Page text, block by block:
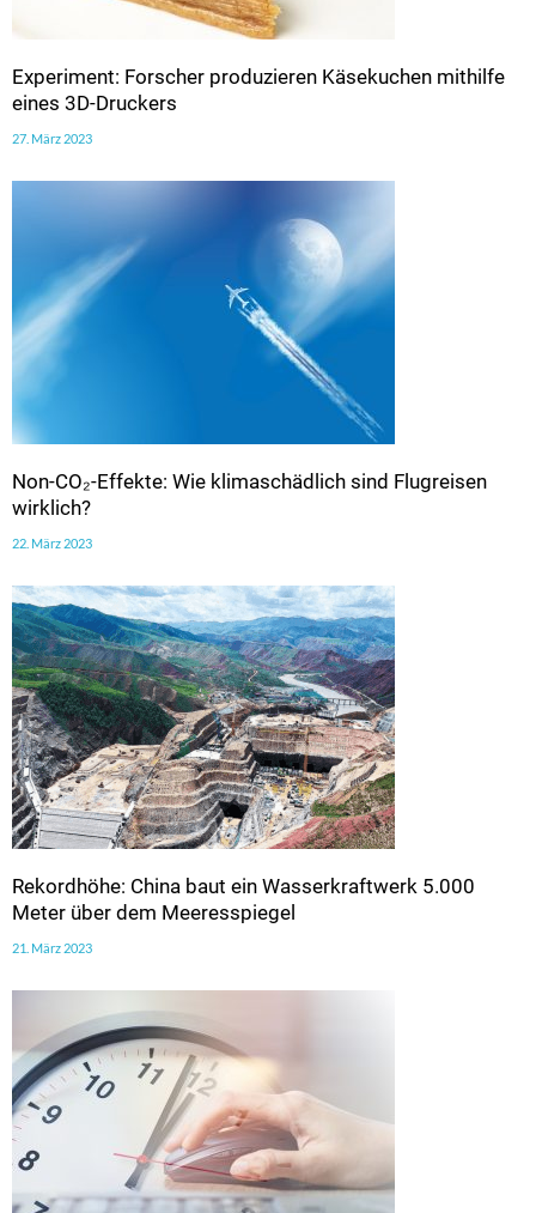
Experiment: Forscher produzieren Käsekuchen mithilfe
eines 3D-Druckers
27. März 2023
Non-CO₂-Effekte: Wie klimaschädlich sind Flugreisen
wirklich?
22. März 2023
Rekordhöhe: China baut ein Wasserkraftwerk 5.000
Meter über dem Meeresspiegel
21. März 2023